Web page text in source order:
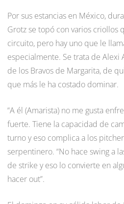
Por sus estancias en México,
Grotz se topó con varios criollos
circuito, pero hay uno que le
especialmente. Se trata de Alexi
de los Bravos de Margarita, de
que más le ha costado dominar.
“A él (Amarista) no me gusta
fuerte. Tiene la capacidad de
turno y eso complica a los
serpentinero. “No hace swing a
de strike y eso lo convierte en
hacer out”.